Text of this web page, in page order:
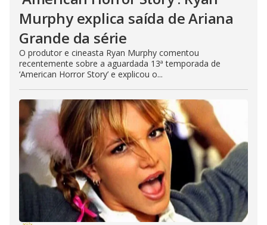
Murphy explica saída de Ariana
Grande da série
O produtor e cineasta Ryan Murphy comentou
recentemente sobre a aguardada 13ª temporada de
‘American Horror Story’ e explicou o...